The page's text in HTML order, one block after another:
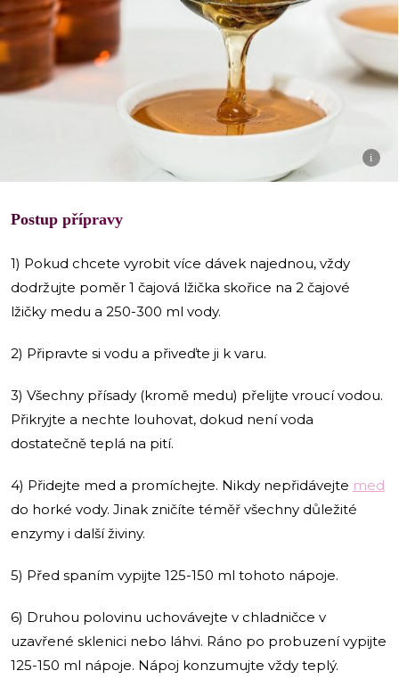
i
Postup přípravy
1) Pokud chcete vyrobit více dávek najednou, vždy
dodržujte poměr 1 čajová lžička skořice na 2 čajové
lžičky medu a 250-300 ml vody.
2) Připravte si vodu a přiveďte ji k varu.
3) Všechny přísady (kromě medu) přelijte vroucí vodou.
Přikryjte a nechte louhovat, dokud není voda
dostatečně teplá na pití.
4) Přidejte med a promíchejte. Nikdy nepřidávejte med
do horké vody. Jinak zničíte téměř všechny důležité
enzymy i další živiny.
5) Před spaním vypijte 125-150 ml tohoto nápoje.
6) Druhou polovinu uchovávejte v chladničce v
uzavřené sklenici nebo láhvi. Ráno po probuzení vypijte
125-150 ml nápoje. Nápoj konzumujte vždy teplý.